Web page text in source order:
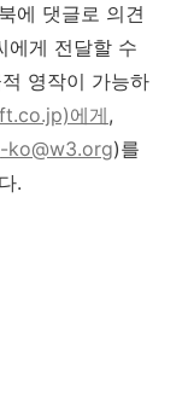
에 댓글로 의견
에게 전달할 수
영작이 가능하
에게,
)를
.